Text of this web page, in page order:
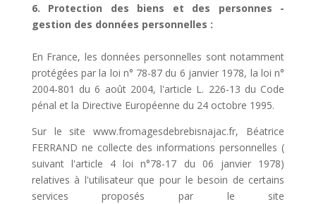
6. Protection des biens et des personnes -
gestion des données personnelles :
En France, les données personnelles sont notamment
protégées par la loi n° 78-87 du 6 janvier 1978, la loi n°
2004-801 du 6 août 2004, l'article L. 226-13 du Code
pénal et la Directive Européenne du 24 octobre 1995.
Sur le site www.fromagesdebrebisnajac.fr, Béatrice
FERRAND ne collecte des informations personnelles (
suivant l'article 4 loi n°78-17 du 06 janvier 1978)
relatives à l'utilisateur que pour le besoin de certains
services proposés par le site